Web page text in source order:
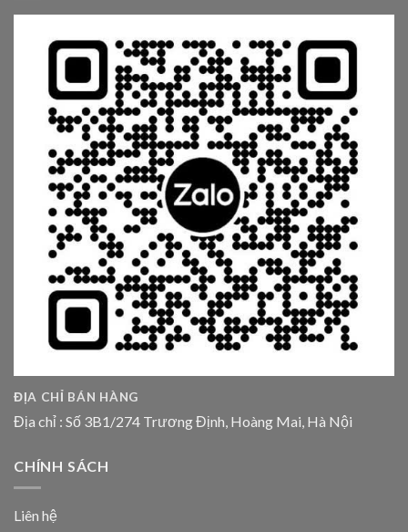
ĐỊA CHỈ BÁN HÀNG
Địa chỉ : Số 3B1/274 Trương Định, Hoàng Mai, Hà Nội
CHÍNH SÁCH
Liên hệ